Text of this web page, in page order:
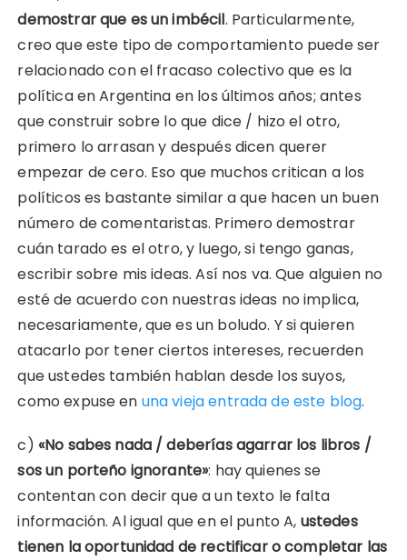
demostrar que es un imbécil. Particularmente,
creo que este tipo de comportamiento puede ser
relacionado con el fracaso colectivo que es la
política en Argentina en los últimos años; antes
que construir sobre lo que dice / hizo el otro,
primero lo arrasan y después dicen querer
empezar de cero. Eso que muchos critican a los
políticos es bastante similar a que hacen un buen
número de comentaristas. Primero demostrar
cuán tarado es el otro, y luego, si tengo ganas,
escribir sobre mis ideas. Así nos va. Que alguien no
esté de acuerdo con nuestras ideas no implica,
necesariamente, que es un boludo. Y si quieren
atacarlo por tener ciertos intereses, recuerden
que ustedes también hablan desde los suyos,
como expuse en una vieja entrada de este blog.
c) «No sabes nada / deberías agarrar los libros /
sos un porteño ignorante»: hay quienes se
contentan con decir que a un texto le falta
información. Al igual que en el punto A, ustedes
tienen la oportunidad de rectificar o completar las